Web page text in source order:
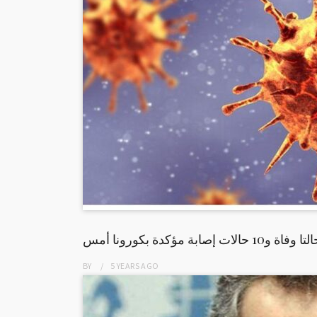
وفاة و10 حالات إصابة مؤكدة بكورونا أمس
BY 5 YEARSAGO